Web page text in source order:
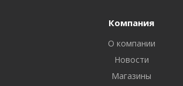
Компания
О компании
Новости
Магазины